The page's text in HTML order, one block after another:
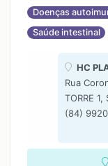
Doenças
Saúde intestinal
HC
Rua
TORRE
(84)